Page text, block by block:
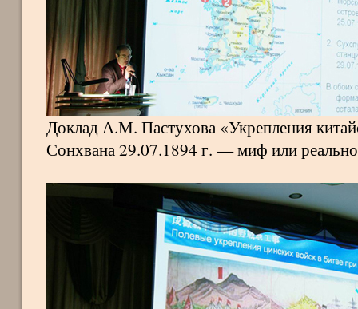
Доклад А.М. Пастухова «Укрепления
Сонхвана 29.07.1894 г. — миф или